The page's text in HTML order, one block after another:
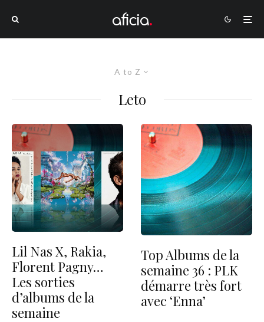
A to Z
Leto
Lil Nas X, Rakia,
Florent Pagny…
Les sorties
d’albums de la
semaine
Top Albums de la
semaine 36 : PLK
démarre très fort
avec ‘Enna’